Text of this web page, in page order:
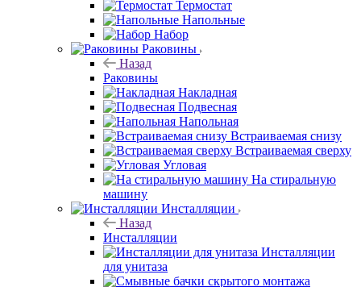
Термостат
Напольные
Набор
Раковины
Назад
Раковины
Накладная
Подвесная
Напольная
Встраиваемая снизу
Встраиваемая сверху
Угловая
На стиральную
машину
Инсталляции
Назад
Инсталляции
Инсталляции
для унитаза